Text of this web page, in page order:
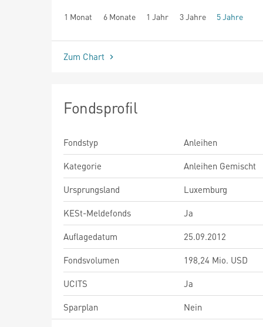
1 Monat 6 Monate 1 Jahr 3 Jahre 5 Jahre
seit Beginn
Zum Chart
Fondsprofil
Fondstyp
Anleihen
Kategorie
Anleihen Gemischt
Ursprungsland
Luxemburg
KESt-Meldefonds
Ja
Auflagedatum
25.09.2012
Fondsvolumen
198,24 Mio. USD
UCITS
Ja
Sparplan
Nein